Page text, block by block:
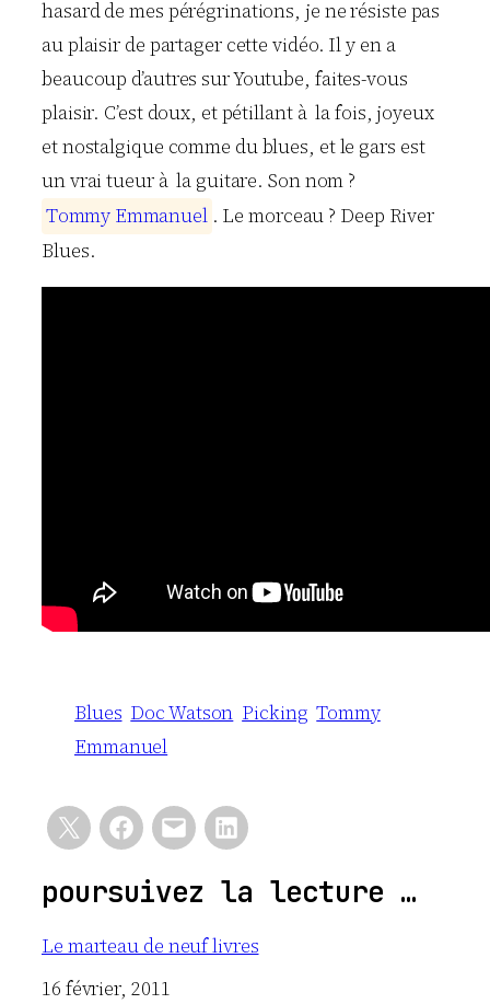
hasard de mes pérégrinations, je ne résiste pas
au plaisir de partager cette vidéo. Il y en a
beaucoup d’autres sur Youtube, faites-vous
plaisir. C’est doux, et pétillant à la fois, joyeux
et nostalgique comme du blues, et le gars est
un vrai tueur à la guitare. Son nom ?
Tommy Emmanuel . Le morceau ? Deep River
Blues.
Blues Doc Watson Picking Tommy
Emmanuel
poursuivez la lecture …
Le marteau de neuf livres
Date
16 février, 2011